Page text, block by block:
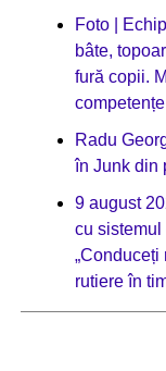
Foto |
bâte,
fură copii.
Radu
în Junk din
9 august
cu sistemul
rutiere în